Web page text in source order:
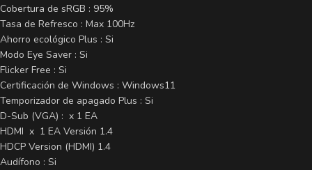
Cobertura de sRGB : 95%
Tasa de Refresco : Max 100Hz
Ahorro ecológico Plus : Si
Modo Eye Saver : Si
Flicker Free : Si
Certificación de Windows : Windows11
Temporizador de apagado Plus : Si
D-Sub (VGA) : x 1 EA
HDMI x 1 EA Versión 1.4
HDCP Version (HDMI) 1.4
Audífono : Si